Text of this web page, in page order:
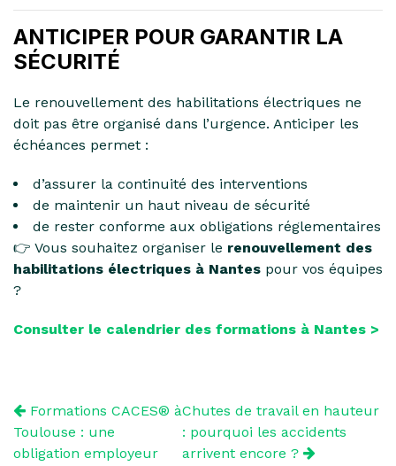
ANTICIPER POUR GARANTIR LA
SÉCURITÉ
Le renouvellement des habilitations électriques ne
doit pas être organisé dans l’urgence. Anticiper les
échéances permet :
d’assurer la continuité des interventions
de maintenir un haut niveau de sécurité
de rester conforme aux obligations réglementaires
👉 Vous souhaitez organiser le renouvellement des
habilitations électriques à Nantes pour vos équipes
?
Consulter le calendrier des formations à Nantes >
Formations CACES® à
Toulouse : une
obligation employeur
Chutes de travail en hauteur
: pourquoi les accidents
arrivent encore ?